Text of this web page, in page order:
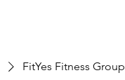
FitYes Fitness Group